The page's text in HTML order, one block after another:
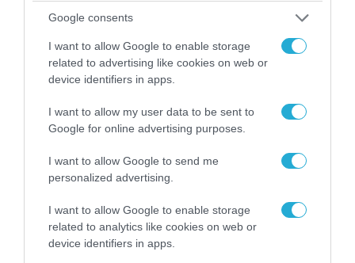
Google consents
I want to allow Google to enable storage
related to advertising like cookies on web or
device identifiers in apps.
I want to allow my user data to be sent to
Google for online advertising purposes.
I want to allow Google to send me
personalized advertising.
I want to allow Google to enable storage
related to analytics like cookies on web or
device identifiers in apps.
ΠΟΛΙΤΙΚΗ